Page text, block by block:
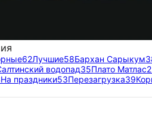
62Лучшие58Бархан Сарыкум
водопад35Плато Матлас
На праздники53Перезагрузка39